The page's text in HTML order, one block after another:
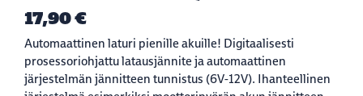
17,90 €
Automaattinen laturi pienille akuille! Digitaalisesti
prosessoriohjattu latausjännite ja automaattinen
järjestelmän jännitteen tunnistus (6V-12V). Ihanteellinen